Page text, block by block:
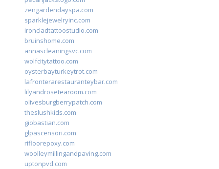
zengardendayspa.com
sparklejewelryinc.com
ironcladtattoostudio.com
bruinshome.com
annascleaningsvc.com
wolfcitytattoo.com
oysterbayturkeytrot.com
lafronterarestauranteybar.com
lilyandrosetearoom.com
olivesburgberrypatch.com
theslushkids.com
giobastian.com
glpascensori.com
rifloorepoxy.com
woolleymillingandpaving.com
uptonpvd.com